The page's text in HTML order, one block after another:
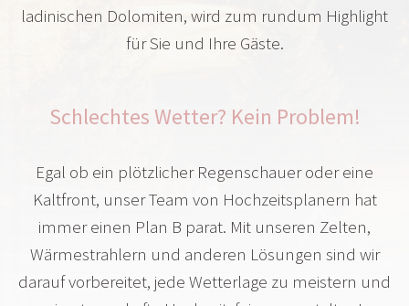
ladinischen Dolomiten, wird zum rundum Highlight
für Sie und Ihre Gäste.
Schlechtes Wetter? Kein Problem!
Egal ob ein plötzlicher Regenschauer oder eine
Kaltfront, unser Team von Hochzeitsplanern hat
immer einen Plan B parat. Mit unseren Zelten,
Wärmestrahlern und anderen Lösungen sind wir
darauf vorbereitet, jede Wetterlage zu meistern und